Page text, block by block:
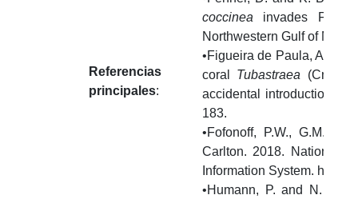
Referencias
principales:
coccinea invades
Northwestern Gulf of
•Figueira de Paula, A.
coral Tubastraea
accidental introduction.
183.
•Fofonoff, P.W., G.M.
Carlton. 2018. National
Information System.
•Humann, P. and N.